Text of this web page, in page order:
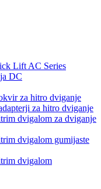
Lift AC Series
DC
za hitro dviganje
za hitro dviganje
dvigalom za dviganje
dvigalom gumijaste
dvigalom